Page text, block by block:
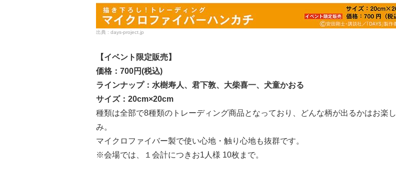
days-project.jp
【イベント限定販売】
価格：700円(税込)
ラインナップ：水樹寿人、君下敦、大柴喜一、犬童かおる
サイズ：20cm×20cm
種類は全部で8種類のトレーディング商品となっており、どんな柄が出るかはお楽し
み。
マイクロファイバー製で使い心地・触り心地も抜群です。
※会場では、１会計につきお1人様 10枚まで。